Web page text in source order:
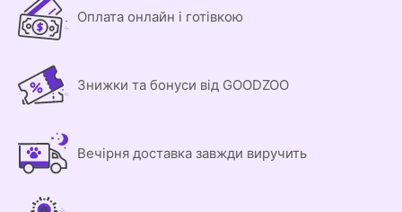
Оплата онлайн і готівкою
Знижки та бонуси від GOODZOO
Вечірня доставка завжди виручить